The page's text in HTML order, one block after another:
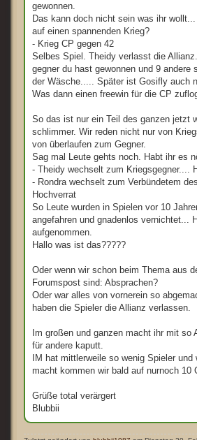
gewonnen.
Das kann doch nicht sein was ihr
auf einen spannenden Krieg?
- Krieg CP gegen 42
Selbes Spiel. Theidy verlasst die
gegner du hast gewonnen und 9 andere
der Wäsche..... Später ist Gosifly auch
Was dann einen freewin für die CP
So das ist nur ein Teil des ganzen jetzt
schlimmer. Wir reden nicht nur von
von überlaufen zum Gegner.
Sag mal Leute gehts noch. Habt ihr es
- Theidy wechselt zum Kriegsgegner....
- Rondra wechselt zum Verbündetem
Hochverrat
So Leute wurden in Spielen vor 10
angefahren und gnadenlos vernichtet...
aufgenommen.
Hallo was ist das?????
Oder wenn wir schon beim Thema aus
Forumspost sind: Absprachen?
Oder war alles von vornerein so
haben die Spieler die Allianz verlassen.
Im großen und ganzen macht ihr mit so
für andere kaputt.
IM hat mittlerweile so wenig Spieler
macht kommen wir bald auf nurnoch 10
Grüße total verärgert
Blubbii